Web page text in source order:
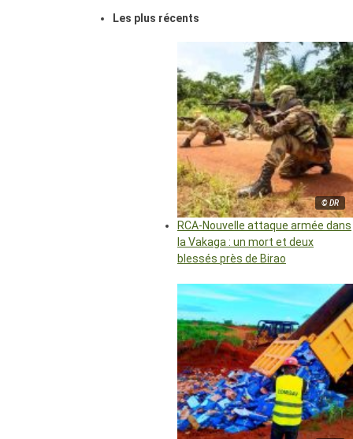
Les plus récents
© DR
RCA-Nouvelle attaque armée dans
la Vakaga : un mort et deux
blessés près de Birao